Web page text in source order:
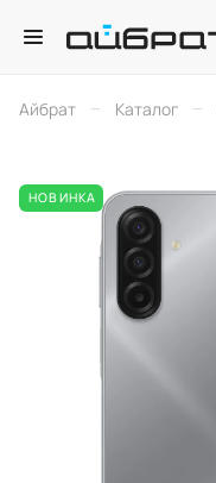
Айбрат – Каталог –
НОВИНКА